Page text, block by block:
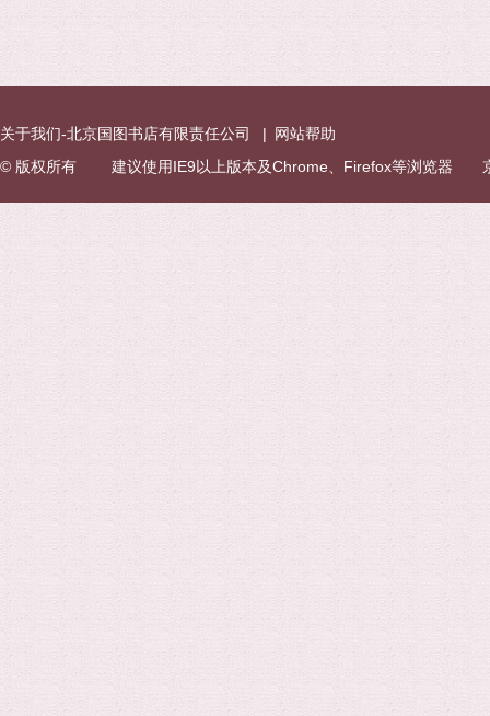
关于我们-北京国图书店有限责任公司 | 网站帮助
© 版权所有 建议使用IE9以上版本及Chrome、Firefox等浏览器